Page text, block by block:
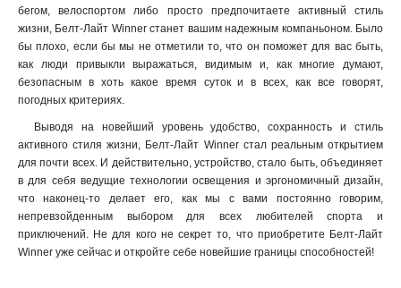
бегом, велоспортом либо просто предпочитаете активный стиль
жизни, Белт-Лайт Winner станет вашим надежным компаньоном. Было
бы плохо, если бы мы не отметили то, что он поможет для вас быть,
как люди привыкли выражаться, видимым и, как многие думают,
безопасным в хоть какое время суток и в всех, как все говорят,
погодных критериях.
Выводя на новейший уровень удобство, сохранность и стиль
активного стиля жизни, Белт-Лайт Winner стал реальным открытием
для почти всех. И действительно, устройство, стало быть, объединяет
в для себя ведущие технологии освещения и эргономичный дизайн,
что наконец-то делает его, как мы с вами постоянно говорим,
непревзойденным выбором для всех любителей спорта и
приключений. Не для кого не секрет то, что приобретите Белт-Лайт
Winner уже сейчас и откройте себе новейшие границы способностей!